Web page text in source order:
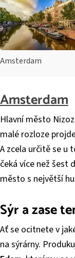
Amsterdam
Amsterdam
Hlavní město
malé rozloze
A zcela určitě se u
čeká více než šest
město s největší
Sýr a zase
Ať se ocitnete v
na sýrárny.